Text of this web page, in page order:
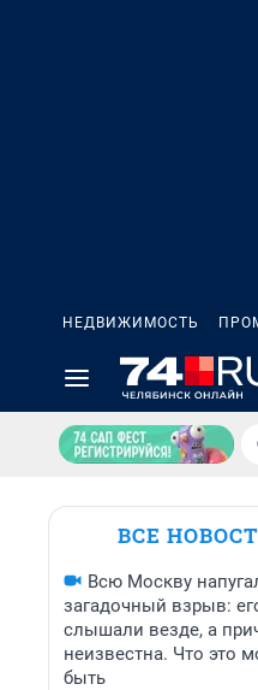
НЕДВИЖИМОСТЬ
ВСЕ
Всю Москву
загадочный взрыв:
слышали везде, а
неизвестна. Что это
быть